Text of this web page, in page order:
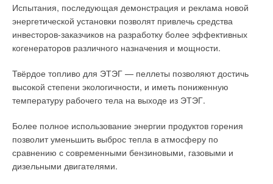
Испытания, последующая демонстрация и реклама новой
энергетической установки позволят привлечь средства
инвесторов-заказчиков на разработку более эффективных
когенераторов различного назначения и мощности.
Твёрдое топливо для ЭТЭГ — пеллеты позволяют достичь
высокой степени экологичности, и иметь пониженную
температуру рабочего тела на выходе из ЭТЭГ.
Более полное использование энергии продуктов горения
позволит уменьшить выброс тепла в атмосферу по
сравнению с современными бензиновыми, газовыми и
дизельными двигателями.